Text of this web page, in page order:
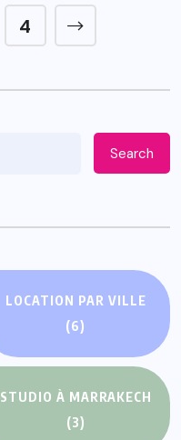
4
Search
LOCATION PAR VILLE
(6)
STUDIO À MARRAKECH
(3)